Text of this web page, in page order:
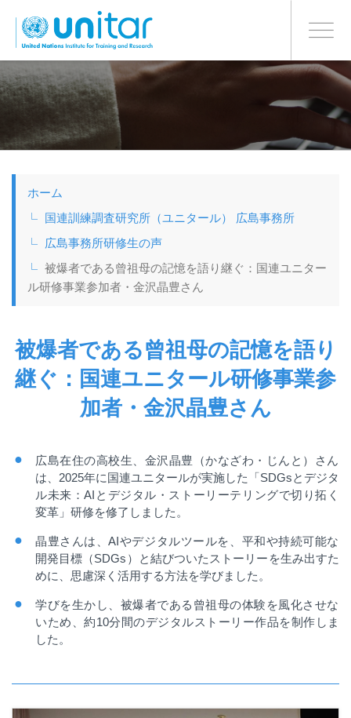
イ
ン
テ
Toggle
日本語BONN OFFICE
ホーム
国連訓練調査研究所（ユニタール） 広島事務所
広島事務所研修生の声
被爆者である曾祖母の記憶を語り継ぐ：国連ユニター
ル研修事業参加者・金沢晶豊さん
被爆者である曾祖母の記憶を語り
継ぐ：国連ユニタール研修事業参
加者・金沢晶豊さん
広島在住の高校生、金沢晶豊（かなざわ・じんと）さん
は、 2025年に国連ユニタールが実施した「SDGsとデジタ
ル未来：AI とデジタル・ストーリーテリングで切り拓く
変革」研修を修了しました。
晶豊さんは、AIやデジタルツールを、平和や持続可能な
開発目標（SDGs ）と結びついたストーリーを生み出すた
めに、思慮深く活用する方法を学びました。
学びを生かし、被爆者である曾祖母の体験を風化させな
いため、約10分間のデジタルストーリー作品を制作しま
した。